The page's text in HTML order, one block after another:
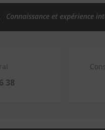
Connaissance et expérience
38